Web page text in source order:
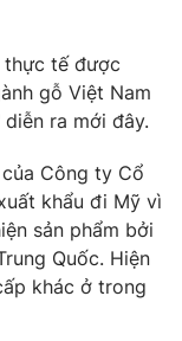
thực tế được
gỗ Việt Nam
ra mới đây.
Công ty Cổ
khẩu đi Mỹ vì
sản phẩm bởi
Quốc. Hiện
khác ở trong